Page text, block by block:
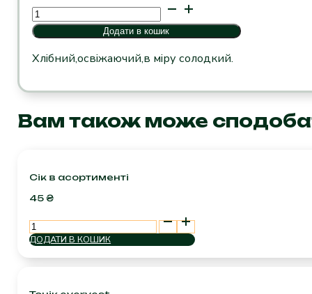
напій
KVAS
BREAD
FUEL
Додати в кошик
Хлібний,освіжаючий,в міру солодкий.
Вам також може
Сік в асортименті
45₴
Сік
в
асортименті
кількість
ДОДАТИ В КОШИК